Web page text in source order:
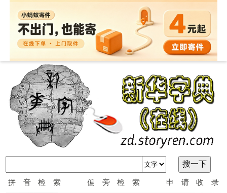
拼音检索 偏旁检索 申请收录